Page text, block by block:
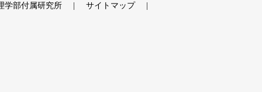
学部付属研究所 サイトマップ